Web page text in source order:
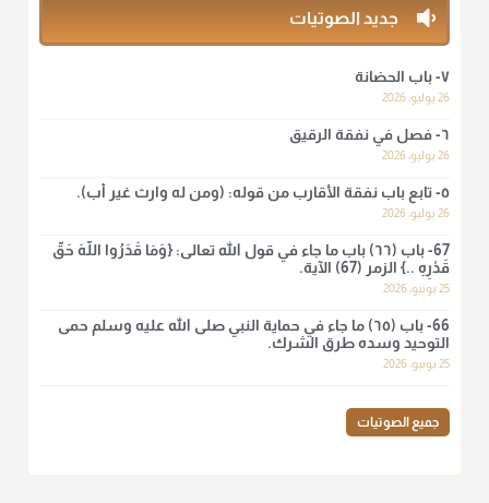
منذ 3 شهر
لا أعلم لدعاء ختم القرآن في الصلاة أصلاً صحيحاً يعتمد عليه من سنة
الرسول صلى الله عليه وسلّم، ولا من عمل الصحابة رضي الله
منذ 3 شهر
أ.د. صالح الشمراني
نرى اليوم بأبصارنا بعض ما رأى العلماء ببصائرهم: "والرافضة ليس
لهم سعي إلا في هدم الإسلام و نقض عراه...فأيامهم في الإسلام
كلها سود" ابن تيمية.
أ.د. صالح الشمراني
جديد الصوتيات
٧- باب الحضانة
26 يوليو، 2026
٦- فصل في نفقة الرقيق
26 يوليو، 2026
٥- تابع باب نفقة الأقارب من قوله: (ومن له وارث غير أب).
26 يوليو، 2026
67- باب (٦٦) باب ما جاء في قول الله تعالى: {وَمَا قَدَرُوا اللَّهَ حَقَّ
قَدْرِهِ ..} الزمر (67) الآية.
25 يونيو، 2026
66- باب (٦٥) ما جاء في حماية النبي صلى الله عليه وسلم حمى
التوحيد وسده طرق الشرك.
25 يونيو، 2026
جميع الصوتيات